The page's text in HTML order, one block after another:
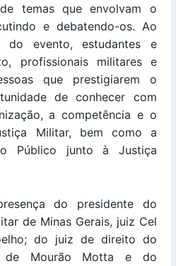
temas que envolvam o
e debatendo-os. Ao
evento, estudantes e
profissionais militares e
que prestigiarem o
de conhecer com
a competência e o
Militar, bem como a
Público junto à Justiça
do presidente do
de Minas Gerais, juiz Cel
do juiz de direito do
de Mourão Motta e do